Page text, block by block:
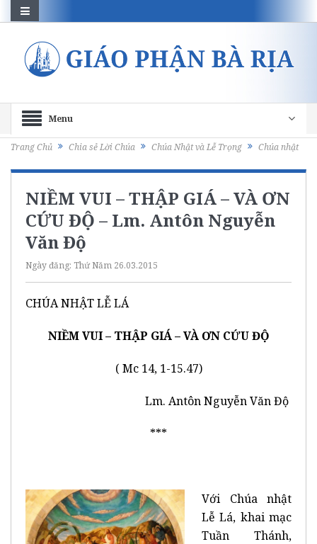
Menu
Trang Chủ Chia sẻ Lời Chúa Chúa Nhật và Lễ Trọng Chúa nhật
NIỀM VUI – THẬP GIÁ – VÀ ƠN
CỨU ĐỘ – Lm. Antôn Nguyễn
Văn Độ
Ngày đăng: Thứ Năm 26.03.2015
CHÚA NHẬT LỄ LÁ
NIỀM VUI – THẬP GIÁ – VÀ ƠN CỨU ĐỘ
( Mc 14, 1-15.47)
Lm. Antôn Nguyễn Văn Độ
***
Với Chúa nhật
Lễ Lá, khai mạc
Tuần Thánh,